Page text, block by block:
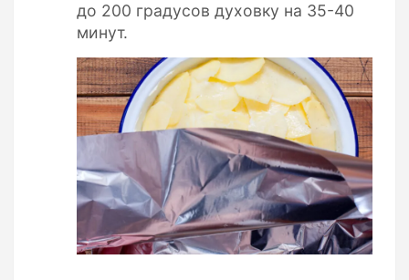
до 200 градусов духовку на 35-40
минут.